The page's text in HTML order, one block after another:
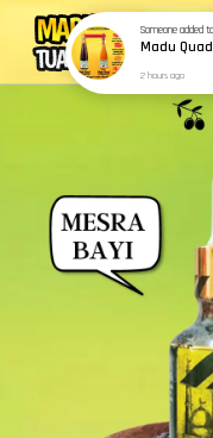
Someoneadded
Madu
2 hours ago